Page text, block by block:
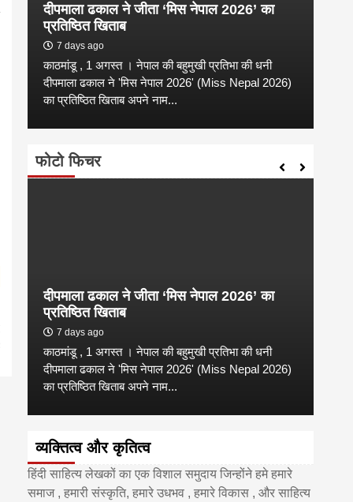
दीपमाला ढकाल ने जीता ‘मिस नेपाल 2026’ का
प्रतिष्ठित खिताब
7 days ago
काठमांडू , 1 अगस्त । नेपाल की बहुमुखी प्रतिभा की धनी
दीपमाला ढकाल ने 'मिस नेपाल 2026' (Miss Nepal 2026)
का प्रतिष्ठित खिताब अपने नाम...
फोटो फिचर
दीपमाला ढकाल ने जीता ‘मिस नेपाल 2026’ का
प्रतिष्ठित खिताब
7 days ago
काठमांडू , 1 अगस्त । नेपाल की बहुमुखी प्रतिभा की धनी
दीपमाला ढकाल ने 'मिस नेपाल 2026' (Miss Nepal 2026)
का प्रतिष्ठित खिताब अपने नाम...
व्यक्तित्व और कृतित्व
हिंदी साहित्य लेखकों का एक विशाल समुदाय जिन्होंने हमे हमारे
समाज , हमारी संस्कृति, हमारे उधभव , हमारे विकास , और साहित्य